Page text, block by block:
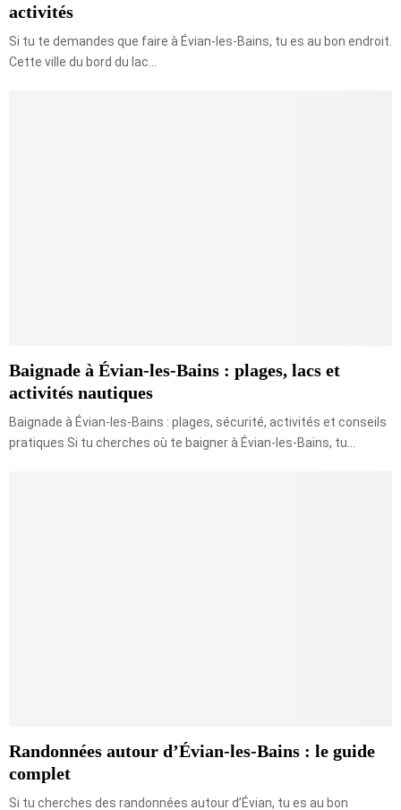
activités
Si tu te demandes que faire à Évian-les-Bains, tu es au bon endroit.
Cette ville du bord du lac...
Baignade à Évian-les-Bains : plages, lacs et
activités nautiques
Baignade à Évian-les-Bains : plages, sécurité, activités et conseils
pratiques Si tu cherches où te baigner à Évian-les-Bains, tu...
Randonnées autour d’Évian-les-Bains : le guide
complet
Si tu cherches des randonnées autour d’Évian, tu es au bon